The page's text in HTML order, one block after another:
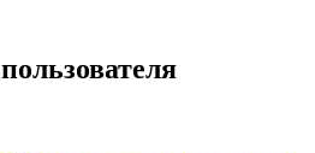
пользователя